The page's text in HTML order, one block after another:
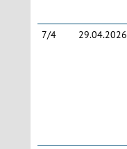
7/4 29.04.2026